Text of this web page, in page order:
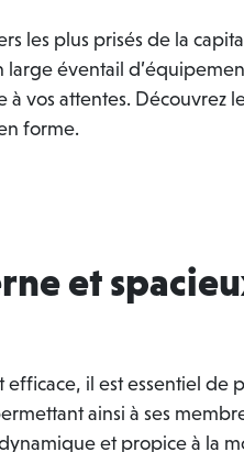
les plus prisés de la
large éventail
à vos attentes.
forme.
et
il est essentiel de
ainsi à ses
et propice à la